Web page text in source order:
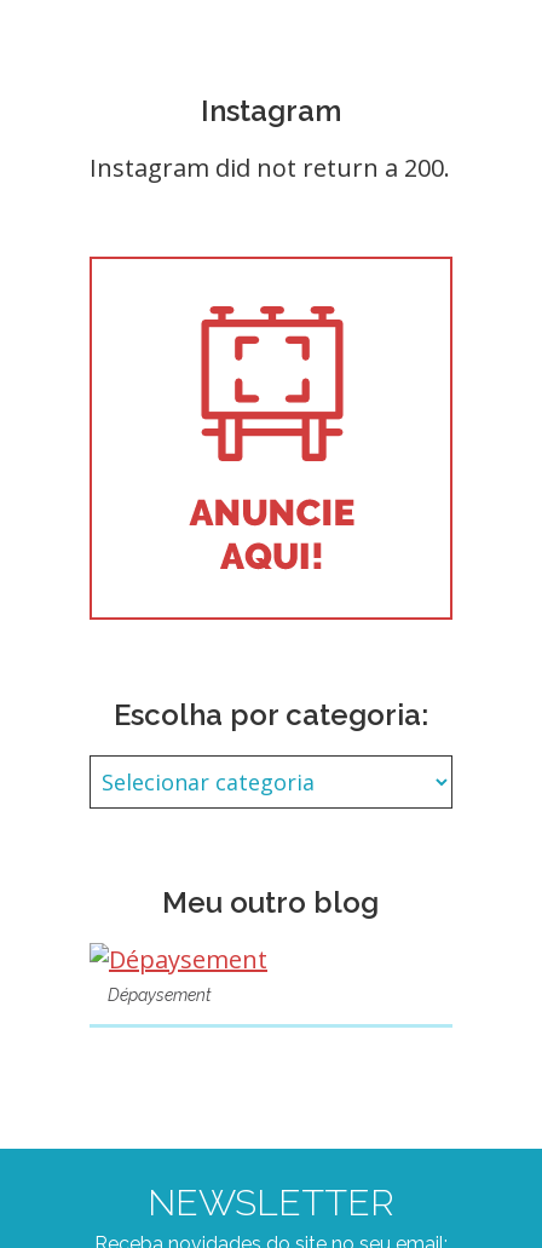
Instagram
Instagram did not return a 200.
Escolha por categoria:
Meu outro blog
Dépaysement
NEWSLETTER